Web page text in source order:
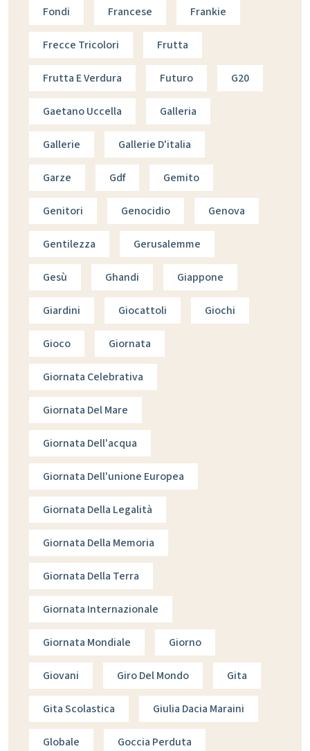
Fondi Francese Frankie
Frecce Tricolori Frutta
Frutta E Verdura Futuro G20
Gaetano Uccella Galleria
Gallerie Gallerie D'italia
Garze Gdf Gemito
Genitori Genocidio Genova
Gentilezza Gerusalemme
Gesù Ghandi Giappone
Giardini Giocattoli Giochi
Gioco Giornata
Giornata Celebrativa
Giornata Del Mare
Giornata Dell'acqua
Giornata Dell'unione Europea
Giornata Della Legalità
Giornata Della Memoria
Giornata Della Terra
Giornata Internazionale
Giornata Mondiale Giorno
Giovani Giro Del Mondo Gita
Gita Scolastica Giulia Dacia Maraini
Globale Goccia Perduta